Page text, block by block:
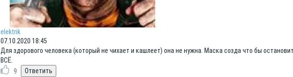
elektrik
07.10.2020 18:45
Для здорового человека (который не чихает и кашлеет) она не нужна. Маска созда что бы
ВСЁ.
9